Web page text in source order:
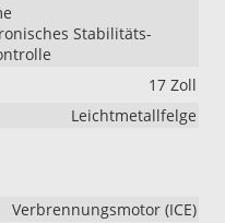
Stabilitäts-
17 Zoll
Leichtmetallfelge
Verbrennungsmotor (ICE)